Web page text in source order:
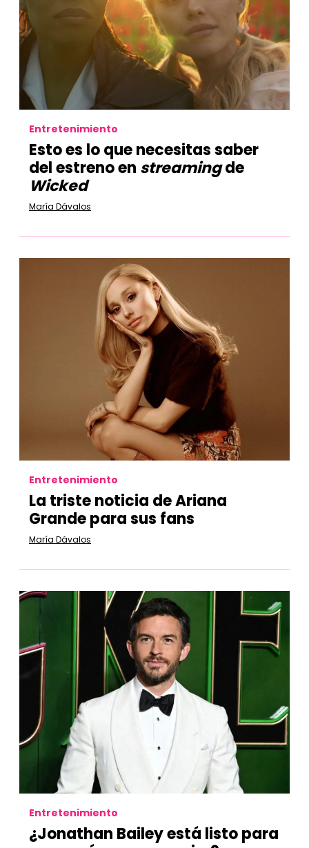
Entretenimiento
Esto es lo que necesitas saber
del estreno en streamingde
Wicked
María Dávalos
Entretenimiento
La triste noticia de Ariana
Grande para sus fans
María Dávalos
Entretenimiento
¿Jonathan Bailey está listo para